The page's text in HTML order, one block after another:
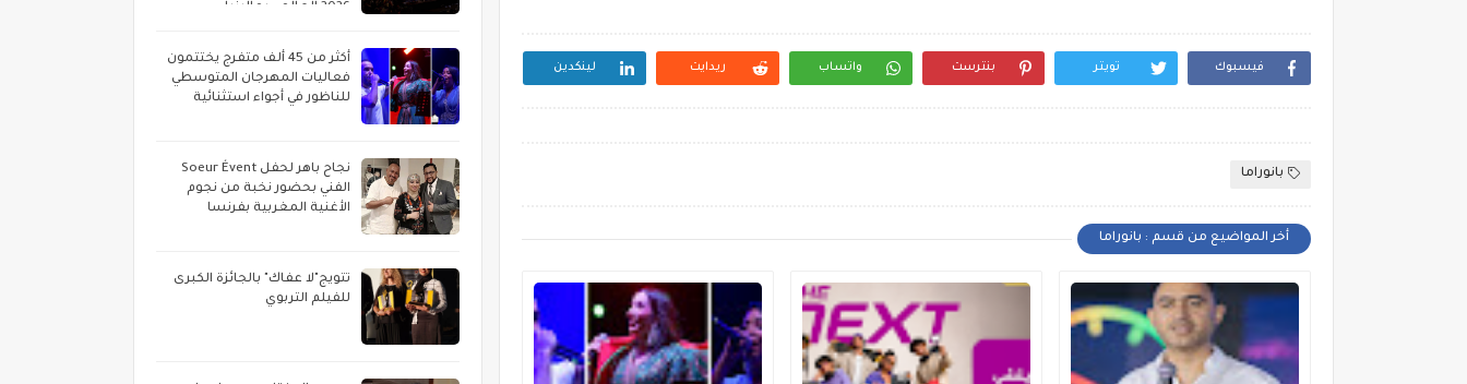
فيسبوك تويتر بنترست واتساب ريدايت لينكدين
بانوراما
أخر المواضيع من قسم : بانوراما
2026 العالمي بماليزيا
أكثر من 45 ألف متفرج يختتمون
فعاليات المهرجان المتوسطي
للناظور في أجواء استثنائية
نجاح باهر لحفل Soeur Évent
الفني بحضور نخبة من نجوم
الأغنية المغربية بفرنسا
تتويج"لا عفاك" بالجائزة الكبرى
للفيلم التربوي